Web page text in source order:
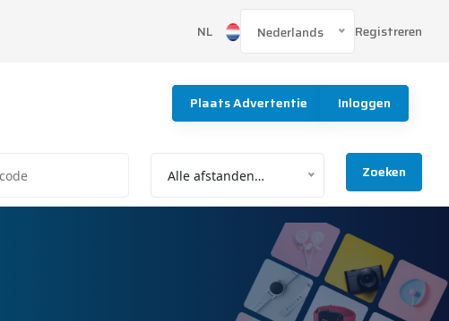
NL Nederlands Registreren
Plaats Advertentie Inloggen
Alle afstanden… Zoeken